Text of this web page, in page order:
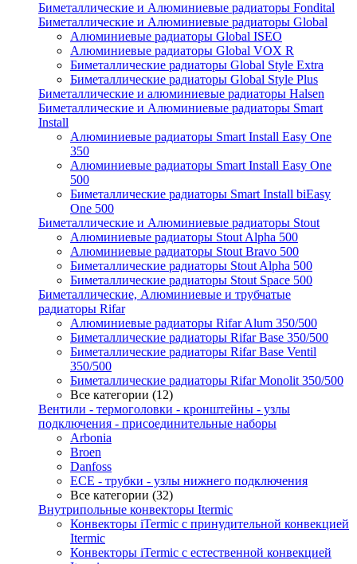
Биметаллические и Алюминиевые радиаторы Fondital
Биметаллические и Алюминиевые радиаторы Global
Алюминиевые радиаторы Global ISEO
Алюминиевые радиаторы Global VOX R
Биметаллические радиаторы Global Style Extra
Биметаллические радиаторы Global Style Plus
Биметаллические и алюминиевые радиаторы Halsen
Биметаллические и Алюминиевые радиаторы Smart
Install
Алюминиевые радиаторы Smart Install Easy One
350
Алюминиевые радиаторы Smart Install Easy One
500
Биметаллические радиаторы Smart Install biEasy
One 500
Биметаллические и Алюминиевые радиаторы Stout
Алюминиевые радиаторы Stout Alpha 500
Алюминиевые радиаторы Stout Bravo 500
Биметаллические радиаторы Stout Alpha 500
Биметаллические радиаторы Stout Space 500
Биметаллические, Алюминиевые и трубчатые
радиаторы Rifar
Алюминиевые радиаторы Rifar Alum 350/500
Биметаллические радиаторы Rifar Base 350/500
Биметаллические радиаторы Rifar Base Ventil
350/500
Биметаллические радиаторы Rifar Monolit 350/500
Все категории (12)
Вентили - термоголовки - кронштейны - узлы
подключения - присоединительные наборы
Arbonia
Broen
Danfoss
ECE - трубки - узлы нижнего подключения
Все категории (32)
Внутрипольные конвекторы Itermic
Конвекторы iTermic c принудительной конвекцией
Itermic
Конвекторы iTermic с естественной конвекцией